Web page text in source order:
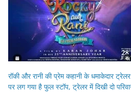
रॉकी और रानी की प्रेम कहानी के धमाकेदार
पर लग गया है फुल स्टॉप, ट्रेलर में दिखी दो